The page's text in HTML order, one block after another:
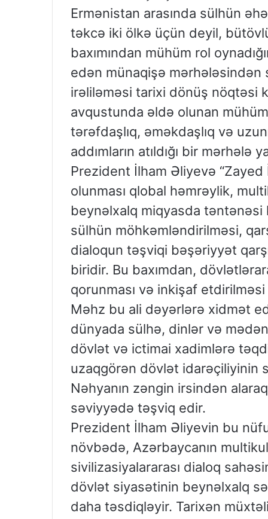
Ermənistan arasında sülhün
təkcə iki ölkə üçün deyil,
baxımından mühüm rol
edən münaqişə mərhələsindən
irəliləməsi tarixi dönüş nöqtəsi
avqustunda əldə olunan
tərəfdaşlıq, əməkdaşlıq və
addımların atıldığı bir mərhələ
Prezident İlham Əliyevə “Zayed
olunması qlobal həmrəylik,
beynəlxalq miqyasda
sülhün möhkəmləndirilməsi,
dialoqun təşviqi bəşəriyyət
biridir. Bu baxımdan,
qorunması və inkişaf
Məhz bu ali dəyərlərə xidmət
dünyada sülhə, dinlər və
dövlət və ictimai xadimlərə
uzaqgörən dövlət idarəçiliyinin
Nəhyanın zəngin irsindən
səviyyədə təşviq edir.
Prezident İlham Əliyevin bu
növbədə, Azərbaycanın
sivilizasiyalararası dialoq
dövlət siyasətinin beynəlxalq
daha təsdiqləyir. Tarixən